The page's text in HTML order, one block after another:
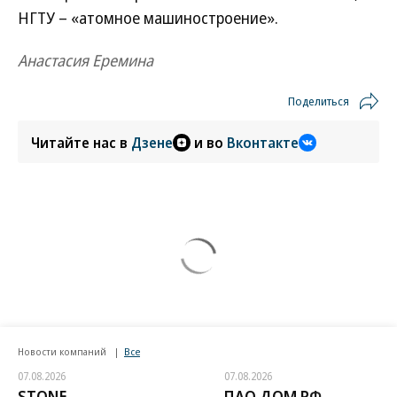
НГТУ – «атомное машиностроение».
Анастасия Еремина
Поделиться
Читайте нас в Дзене и во Вконтакте
Новости компаний Все
07.08.2026 07.08.2026